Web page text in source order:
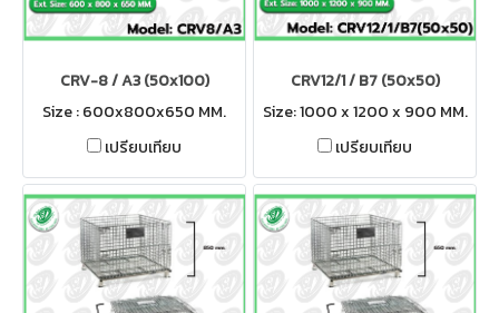
CRV-8 / A3 (50x100)
Size : 600x800x650 MM.
เปรียบเทียบ
CRV12/1 / B7 (50x50)
Size: 1000 x 1200 x 900 MM.
เปรียบเทียบ